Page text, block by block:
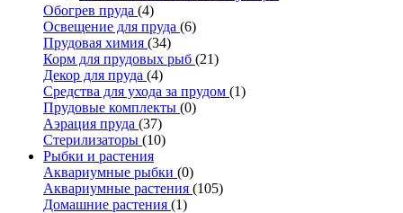
Обогрев пруда (4)
Освещение для пруда (6)
Прудовая химия (34)
Корм для прудовых рыб (21)
Декор для пруда (4)
Средства для ухода за прудом (1)
Прудовые комплекты (0)
Аэрация пруда (37)
Стерилизаторы (10)
Рыбки и растения
Аквариумные рыбки (0)
Аквариумные растения (105)
Домашние растения (1)